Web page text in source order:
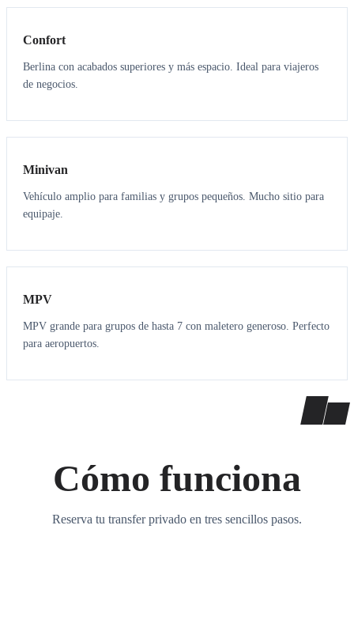
Confort
Berlina con acabados superiores y más espacio. Ideal para viajeros
de negocios.
6 5
Minivan
Vehículo amplio para familias y grupos pequeños. Mucho sitio para
equipaje.
7 7
MPV
MPV grande para grupos de hasta 7 con maletero generoso. Perfecto
para aeropuertos.
Cómo funciona
Reserva tu transfer privado en tres sencillos pasos.